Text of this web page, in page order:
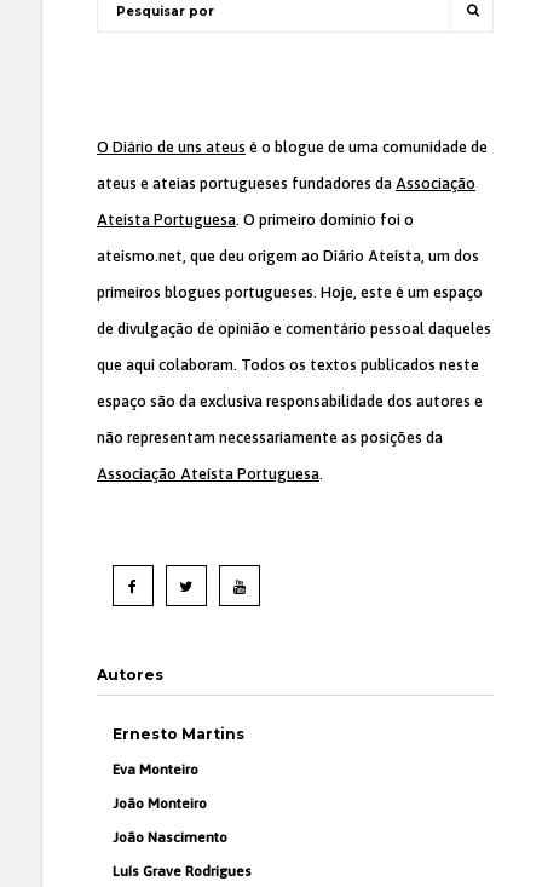
O Diário de uns ateus é o blogue de uma comunidade de
ateus e ateias portugueses fundadores da Associação
Ateísta Portuguesa. O primeiro domínio foi o
ateismo.net, que deu origem ao Diário Ateísta, um dos
primeiros blogues portugueses. Hoje, este é um espaço
de divulgação de opinião e comentário pessoal daqueles
que aqui colaboram. Todos os textos publicados neste
espaço são da exclusiva responsabilidade dos autores e
não representam necessariamente as posições da
Associação Ateísta Portuguesa.
Autores
Ernesto Martins
Eva Monteiro
João Monteiro
João Nascimento
Luís Grave Rodrigues